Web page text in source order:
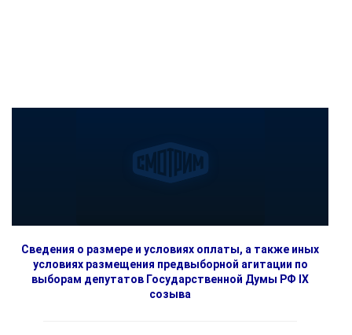
Сведения о размере и условиях оплаты, а также иных
условиях размещения предвыборной агитации по
выборам депутатов Государственной Думы РФ IX
созыва